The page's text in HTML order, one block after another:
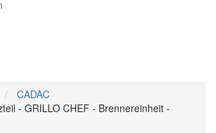
CADAC
- GRILLO CHEF - Brennereinheit -